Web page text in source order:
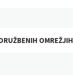
OMREŽJIH